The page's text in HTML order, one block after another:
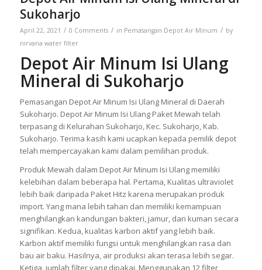
Sukoharjo
April 22, 2021 / 0 Comments / in Pemasangan Depot Air Minum / by
nirvana water filter
Depot Air Minum Isi Ulang
Mineral di Sukoharjo
Pemasangan Depot Air Minum Isi Ulang Mineral di Daerah
Sukoharjo. Depot Air Minum Isi Ulang Paket Mewah telah
terpasang di Kelurahan Sukoharjo, Kec. Sukoharjo, Kab.
Sukoharjo. Terima kasih kami ucapkan kepada pemilik depot
telah mempercayakan kami dalam pemilihan produk.
Produk Mewah dalam Depot Air Minum Isi Ulang memiliki
kelebihan dalam beberapa hal. Pertama, Kualitas ultraviolet
lebih baik daripada Paket Hitz karena merupakan produk
import. Yang mana lebih tahan dan memiliki kemampuan
menghilangkan kandungan bakteri, jamur, dan kuman secara
signifikan. Kedua, kualitas karbon aktif yang lebih baik.
Karbon aktif memiliki fungsi untuk menghilangkan rasa dan
bau air baku. Hasilnya, air produksi akan terasa lebih segar.
Ketiga, jumlah filter yang dipakai. Menggunakan 12 filter